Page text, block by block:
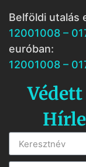
Belföldi utalás
12001008 –
euróban:
12001008 –